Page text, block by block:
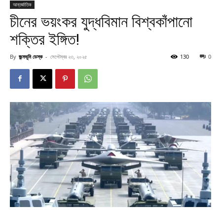
আন্তর্জাতিক
চীনের ভয়ংকর যুদ্ধবিমান বিশ্বকাঁপানো
শক্তির ইঙ্গিত!
By জন্মভূমি ডেস্ক - সেপ্টেম্বর ২৩, ২০২৫ 0
130